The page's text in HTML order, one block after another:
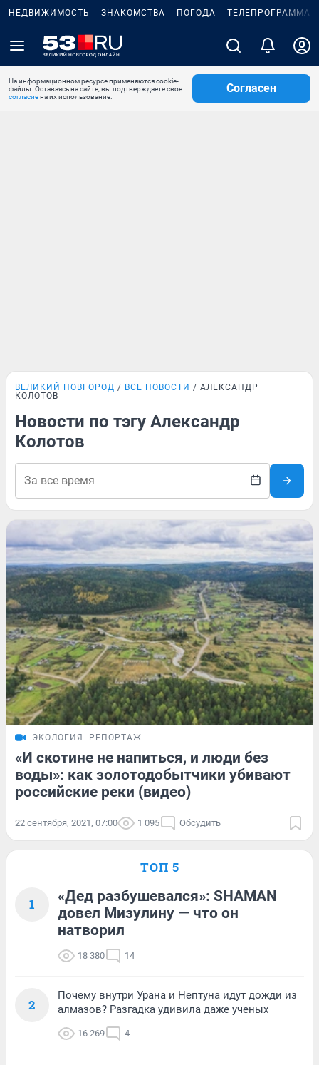
НЕДВИЖИМОСТЬ ЗНАКОМСТВА ПОГОДА ТЕЛЕПРОГРАММА
На информационном ресурсе применяются cookie-
файлы. Оставаясь на сайте, вы подтверждаете свое
согласиена их использование.
Согласен
ВЕЛИКИЙ НОВГОРОД ВСЕ НОВОСТИ
АЛЕКСАНДР
КОЛОТОВ
Новости по тэгу Александр
Колотов
ЭКОЛОГИЯ РЕПОРТАЖ
«И скотине не напиться, и люди без
воды»: как золотодобытчики убивают
российские реки (видео)
22 сентября, 2021, 07:00 1 095 Обсудить
ТОП 5
1
«Дед разбушевался»: SHAMAN
довел Мизулину — что он
натворил
18 380 14
2
Почему внутри Урана и Нептуна идут дожди из
алмазов? Разгадка удивила даже ученых
16 269 4